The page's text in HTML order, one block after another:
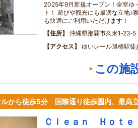
2025年9月新規オープン！全室ゆ
ト！ 遊びや観光にも最適な立地♪
も快適にご利用いただけます！
住所
沖縄県那覇市久米1‐23‐5
アクセス
ゆいレール旭橋駅徒
この施
から徒歩5分 国際通り徒歩圏内、最高
Ｃｌｅａｎ Ｈｏｔ